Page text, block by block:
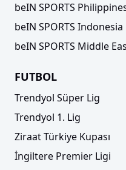
beIN SPORTS
beIN SPORTS Indonesia
beIN SPORTS Middle
FUTBOL
Trendyol Süper Lig
Trendyol 1. Lig
Ziraat Türkiye Kupası
İngiltere Premier Ligi